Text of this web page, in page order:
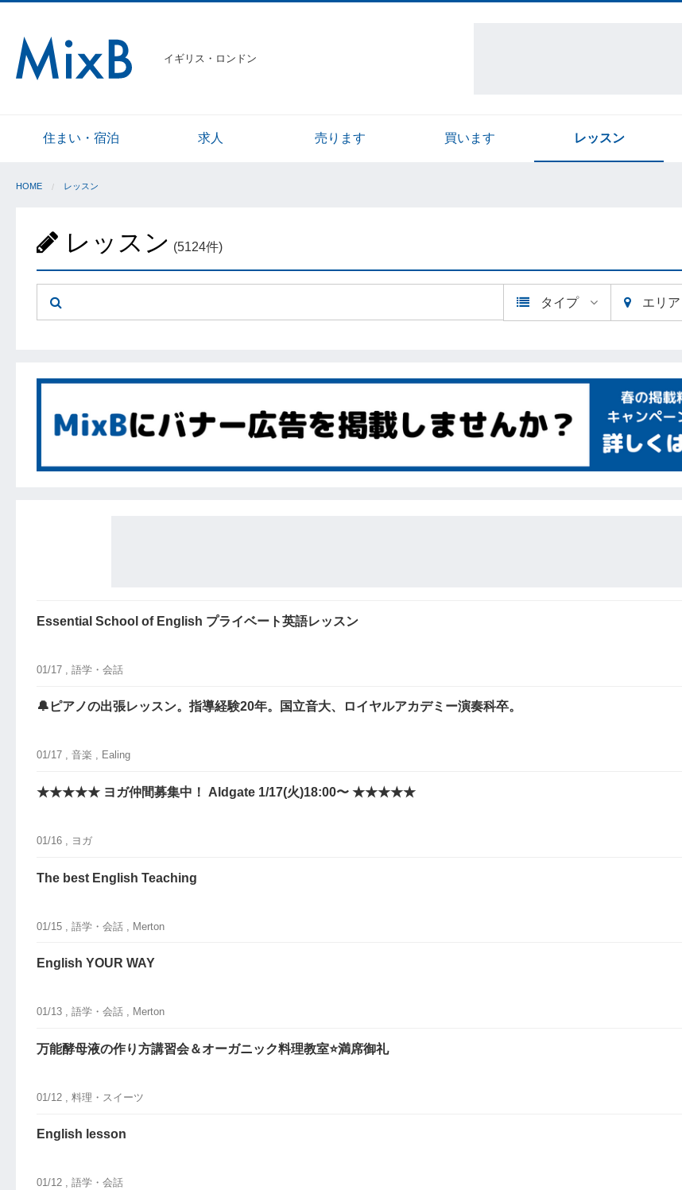
イギリス・ロンドン
住まい・宿泊 求人 売ります 買います レッスン
HOME レッスン
レッスン (5124件)
タイプ エリア
Essential School of English プライベート英語レッスン
01/17 , 語学・会話
🔔ピアノの出張レッスン。指導経験20年。国立音大、ロイヤルアカデミー演奏科卒。
01/17 , 音楽 , Ealing
★★★★★ ヨガ仲間募集中！ Aldgate 1/17(火)18:00〜 ★★★★★
01/16 , ヨガ
The best English Teaching
01/15 , 語学・会話 , Merton
English YOUR WAY
01/13 , 語学・会話 , Merton
万能酵母液の作り方講習会＆オーガニック料理教室⭐️満席御礼
01/12 , 料理・スイーツ
English lesson
01/12 , 語学・会話